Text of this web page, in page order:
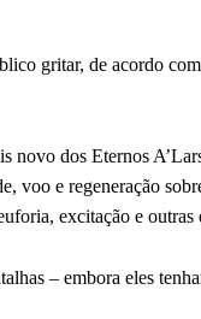
gritar, de acordo
novo dos Eternos
voo e regeneração
excitação e outras
– embora eles